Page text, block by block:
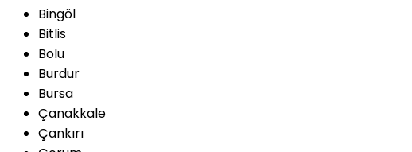
Bingöl
Bitlis
Bolu
Burdur
Bursa
Çanakkale
Çankırı